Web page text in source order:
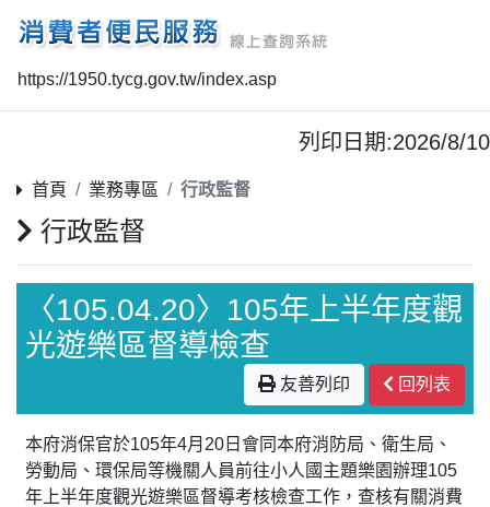
https://1950.tycg.gov.tw/index.asp
列印日期:2026/8/10
首頁 業務專區 行政監督
行政監督
〈105.04.20〉105年上半年度觀
光遊樂區督導檢查
友善列印 回列表
本府消保官於105年4月20日會同本府消防局、衛生局、
勞動局、環保局等機關人員前往小人國主題樂園辦理105
年上半年度觀光遊樂區督導考核檢查工作，查核有關消費